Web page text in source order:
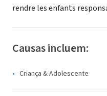
rendre les enfants
Causas incluem:
Criança & Adolescente